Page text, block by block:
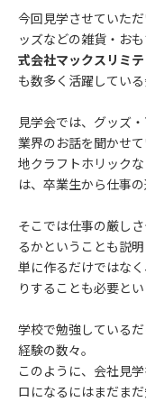
今回見学させていた
ッズなどの雑貨・お
式会社マックスリミ
も数多く活躍してい
見学会では、グッズ
業界のお話を聞かせ
地クラフトホリック
は、卒業生から仕事
そこでは仕事の厳し
るかということも説
単に作るだけではな
りすることも必要と
学校で勉強している
経験の数々。
このように、会社見
ロになるにはまだま